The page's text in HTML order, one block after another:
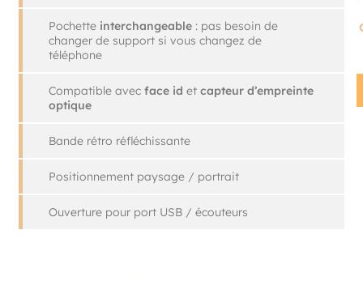
Pochette interchangeable : pas besoin de
changer de support si vous changez de
téléphone
Compatible avecface idetcapteurd’empreinte
optique
Bande rétro réfléchissante
Positionnement paysage / portrait
Ouverture pour port USB / écouteurs